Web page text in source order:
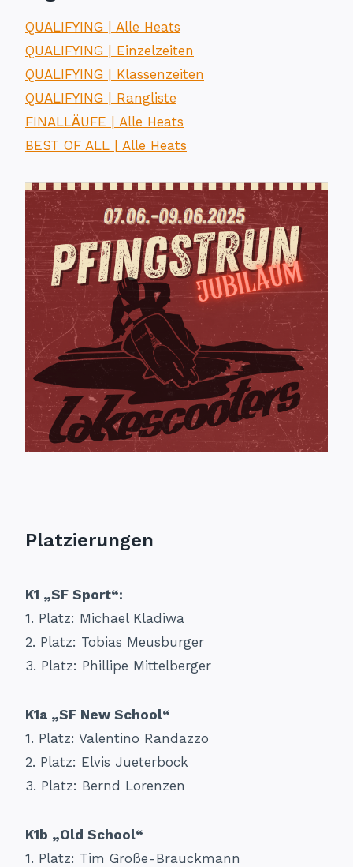
QUALIFYING | Alle Heats
QUALIFYING | Einzelzeiten
QUALIFYING | Klassenzeiten
QUALIFYING | Rangliste
FINALLÄUFE | Alle Heats
BEST OF ALL | Alle Heats
Platzierungen
K1 „SF Sport“:
1. Platz: Michael Kladiwa
2. Platz: Tobias Meusburger
3. Platz: Phillipe Mittelberger
K1a „SF New School“
1. Platz: Valentino Randazzo
2. Platz: Elvis Jueterbock
3. Platz: Bernd Lorenzen
K1b „Old School“
1. Platz: Tim Große-Brauckmann